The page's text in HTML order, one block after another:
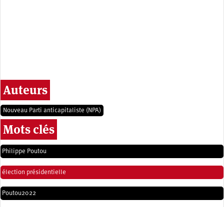
Auteurs
Nouveau Parti anticapitaliste (NPA)
Mots clés
Philippe Poutou
élection présidentielle
Poutou2022